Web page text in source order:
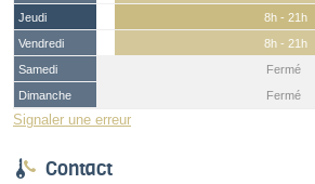
Jeudi
8h - 21h
Vendredi
8h - 21h
Samedi
Fermé
Dimanche
Fermé
Signaler une erreur
Contact